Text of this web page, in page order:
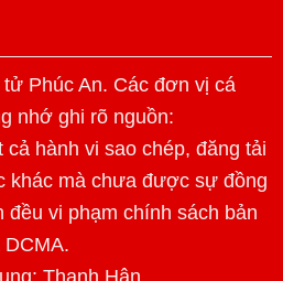
Phúc An. Các đơn vị cá
nhớ ghi rõ nguồn:
hành vi sao chép, đăng tải
khác mà chưa được sự đồng
đều vi phạm chính sách bản
Thanh Hân